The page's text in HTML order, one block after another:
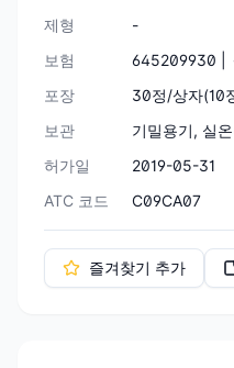
제형
-
보험
645209930 |
포장
30정/상자(10
보관
기밀용기, 실
허가일
2019-05-31
ATC 코드
C09CA07
즐겨찾기 추가